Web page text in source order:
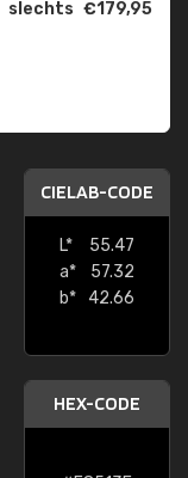
slechts €179,95
CIELAB-CODE
L*
55.47
a*
57.32
b*
42.66
HEX-CODE